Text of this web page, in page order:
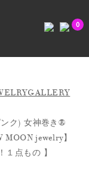
0
GALLERY
ク) 女神巻き®
jewelry】
点もの 】